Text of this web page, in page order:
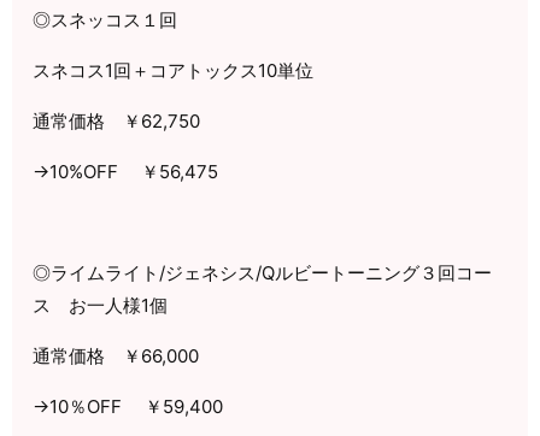
◎スネッコス１回
スネコス1回＋コアトックス10単位
通常価格 ￥ 62,750
→10%OFF ￥ 56,475
◎ライムライト/ジェネシス/Qルビートーニング３回コー
ス お一人様1個
通常価格 ￥ 66,000
→10％OFF ￥ 59,400